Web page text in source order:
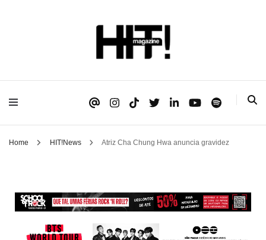
HIT!Magazine
Home HIT!News Atriz Cha Chung Hwa anuncia gravidez